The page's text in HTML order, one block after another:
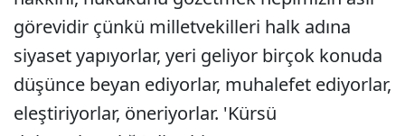
görevidir çünkü milletvekilleri halk adına
siyaset yapıyorlar, yeri geliyor birçok konuda
düşünce beyan ediyorlar, muhalefet ediyorlar,
eleştiriyorlar, öneriyorlar. 'Kürsü